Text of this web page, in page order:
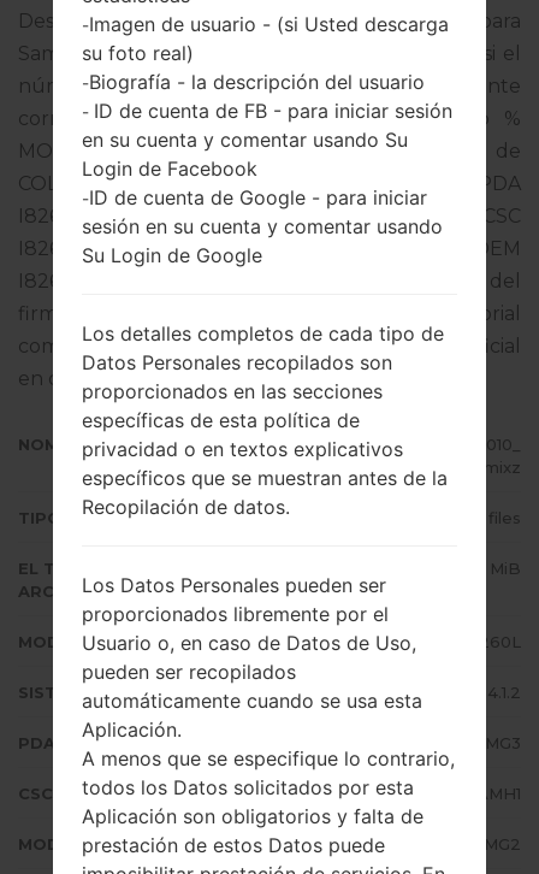
Descargue la última actualización de firmware para
Samsung Galaxy Core, pero no olvide verificar si el
número de modelo de su teléfono inteligente
corresponde al número de modelo indicado %
MODEL%. El código del firmware es COO de
COLOMBIA. El producto viene con la versión PDA
I8260LUBAMG3 y la versión CSC
I8260LUUBAMH1,Versión de MODEM
I8260LUBAMG2. La versión del sistema operativo del
firmware dado es Android Jelly Bean 4.1.2. Tutorial
completo sobre cómo actualizar el firmware oficial
en dispositivos Samsung
aquí
NOMBRE DE ARCHIVO
GT-I8260L_COO_1_20140507112010_
mkddx4mixz
TIPO DE FIRMWARE 4 files
EL TAMAÑO DEL
ARCHIVO
690.61 MiB
MODELO Samsung GT-I8260L
SISTEMA OPERATIVO Android Jelly Bean 4.1.2
PDA/AP VERSIÓN I8260LUBAMG3
CSC VERSIÓN I8260LUUBAMH1
MODEM/CP VERSIÓN I8260LUBAMG2
-Imagen de usuario - (si Usted descarga
su foto real)
-Biografía - la descripción del usuario
- ID de cuenta de FB - para iniciar sesión
en su cuenta y comentar usando Su
Login de Facebook
-ID de cuenta de Google - para iniciar
sesión en su cuenta y comentar usando
Su Login de Google
Los detalles completos de cada tipo de
Datos Personales recopilados son
proporcionados en las secciones
específicas de esta política de
privacidad o en textos explicativos
específicos que se muestran antes de la
Recopilación de datos.
Los Datos Personales pueden ser
proporcionados libremente por el
Usuario o, en caso de Datos de Uso,
pueden ser recopilados
automáticamente cuando se usa esta
Aplicación.
A menos que se especifique lo contrario,
todos los Datos solicitados por esta
Aplicación son obligatorios y falta de
prestación de estos Datos puede